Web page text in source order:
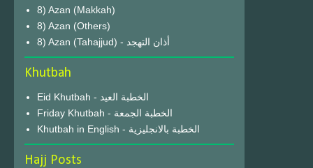
8) Azan (Makkah)
8) Azan (Others)
8) Azan (Tahajjud) - أذان التهجد
Khutbah
Eid Khutbah - الخطبة العيد
Friday Khutbah - الخطبة الجمعة
Khutbah in English - الخطبة بالانجليزية
Hajj Posts